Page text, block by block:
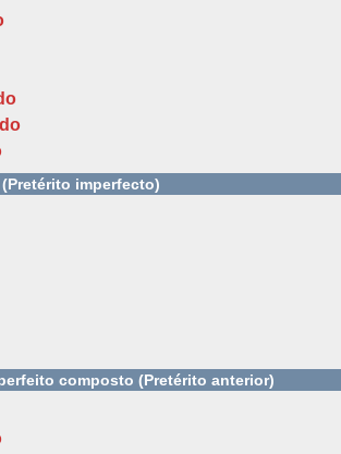
imperfecto)
composto (Pretérito anterior)